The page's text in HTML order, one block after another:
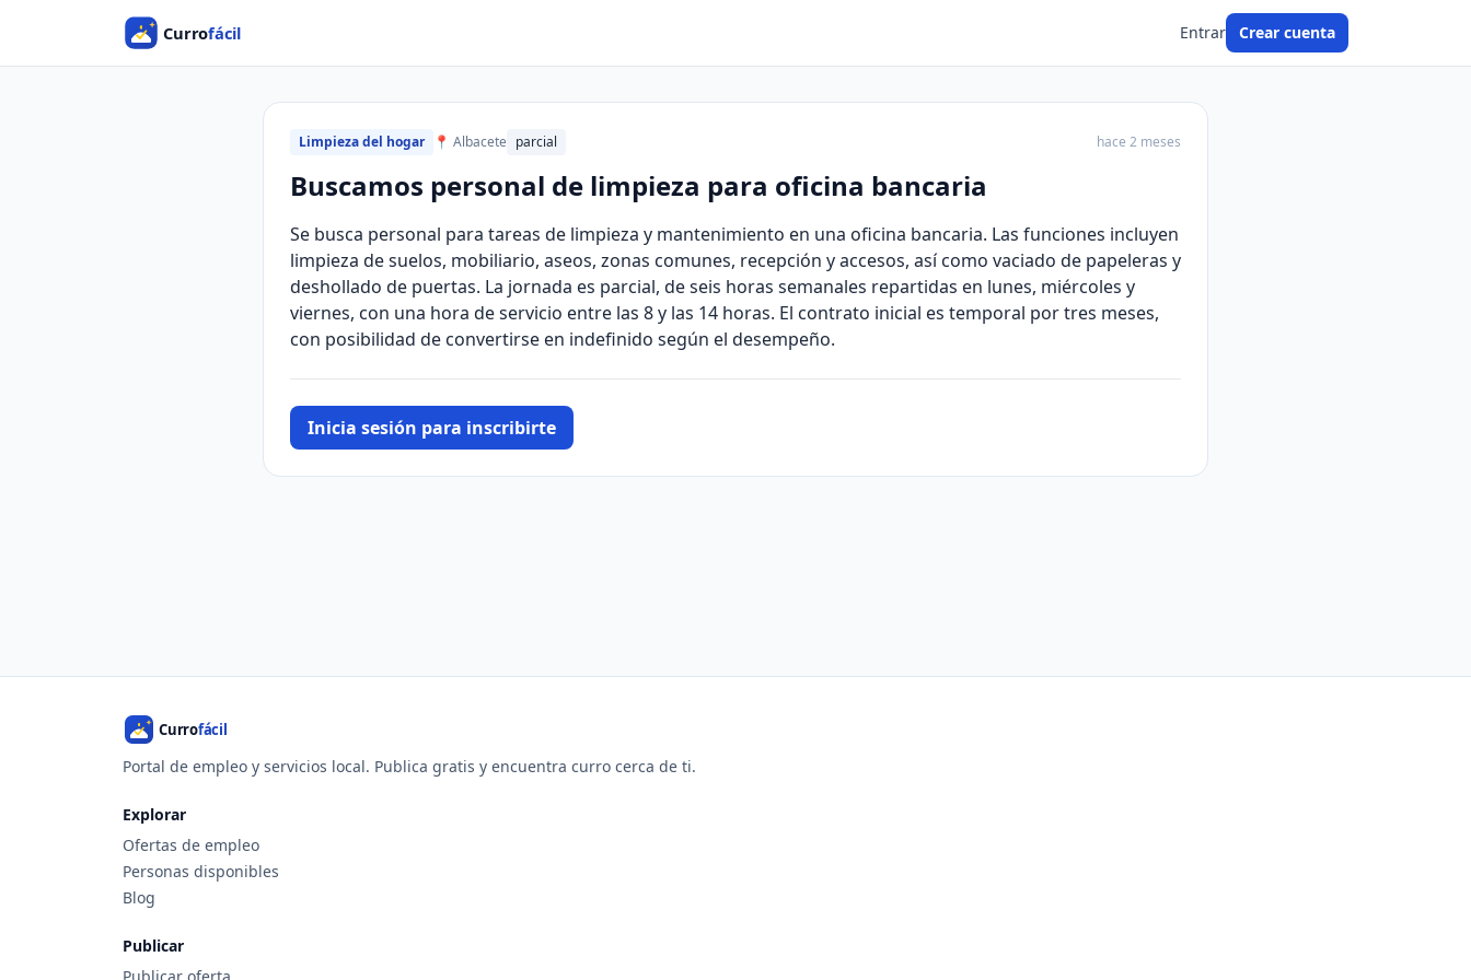
Entrar Crear cuenta
Limpieza del hogar 📍 Albacete parcial hace 2 meses
Buscamos personal de limpieza para oficina bancaria
Se busca personal para tareas de limpieza y mantenimiento en una oficina bancaria. Las funciones incluyen
limpieza de suelos, mobiliario, aseos, zonas comunes, recepción y accesos, así como vaciado de papeleras y
deshollado de puertas. La jornada es parcial, de seis horas semanales repartidas en lunes, miércoles y
viernes, con una hora de servicio entre las 8 y las 14 horas. El contrato inicial es temporal por tres meses,
con posibilidad de convertirse en indefinido según el desempeño.
Inicia sesión para inscribirte
Portal de empleo y servicios local. Publica gratis y encuentra curro cerca de ti.
Explorar
Ofertas de empleo
Personas disponibles
Blog
Publicar